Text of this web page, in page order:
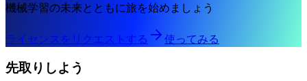
機械学習の未来とともに旅を始めましょう
ライセンスをリクエストする 使ってみる
先取りしよう